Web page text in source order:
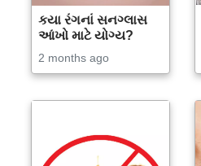
કયા રંગનાં સનગ્લાસ
આંખો માટે યોગ્ય?
2 months ago